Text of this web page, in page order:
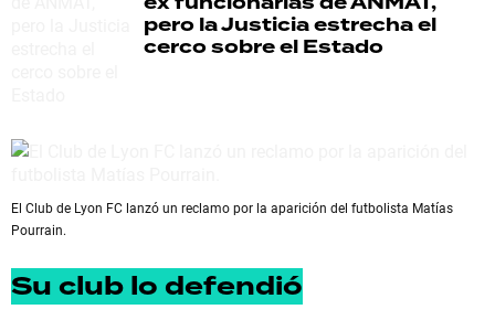
pero la Justicia estrecha el
cerco sobre el Estado
El Club de Lyon FC lanzó un reclamo por la aparición del futbolista Matías
Pourrain.
Su club lo defendió